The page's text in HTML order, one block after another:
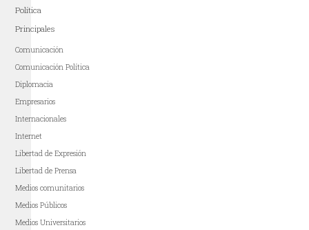
Política
Principales
Comunicación
Comunicación Política
Diplomacia
Empresarios
Internacionales
Internet
Libertad de Expresión
Libertad de Prensa
Medios comunitarios
Medios Públicos
Medios Universitarios